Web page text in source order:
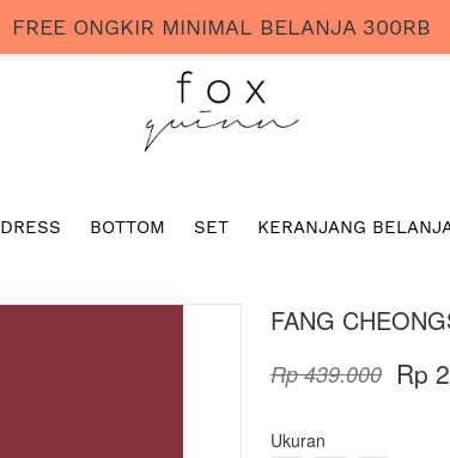
DRESS BOTTOM SET KERANJANG
FANG
Rp 439.000 Rp
Ukuran
FREE ONGKIR MINIMAL BELANJA 300RB